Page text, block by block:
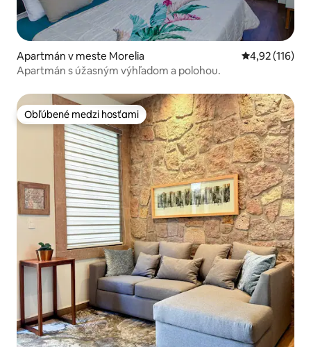
Apartmán v meste Morelia Priemerné
4,92 (116)
Apartmán s úžasným výhľadom a polohou.
Obľúbené medzi hosťami
Obľúbené medzi hosťami